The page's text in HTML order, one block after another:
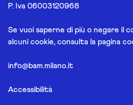
P. Iva 06003120968
Se vuoi saperne di più o negare il
alcuni cookie, consulta la pagina
info@bam.milano.it
Accessibilità